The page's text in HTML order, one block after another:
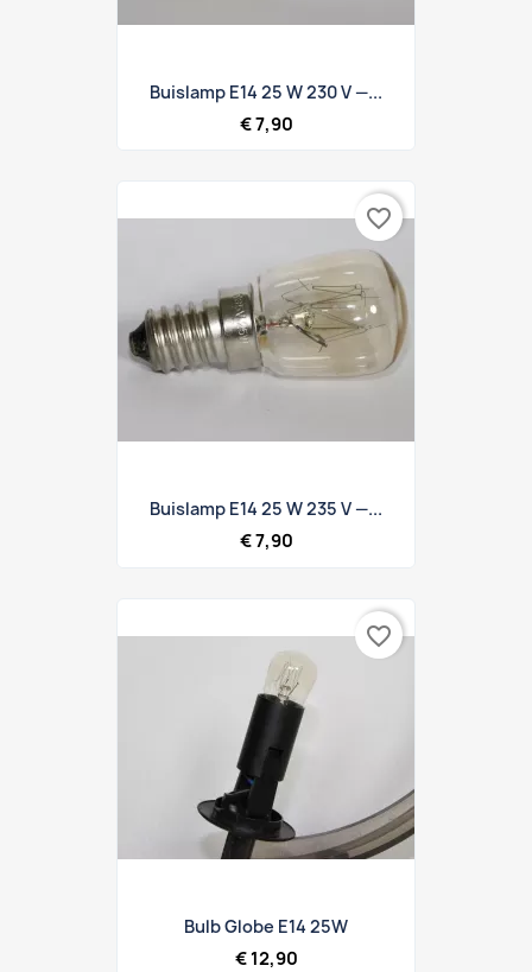
Buislamp E14 25 W 230 V —...
€ 7,90
Buislamp E14 25 W 235 V —...
€ 7,90
favorite_border
Bulb Globe E14 25W
€ 12,90
favorite_border